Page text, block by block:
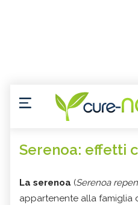
Serenoa: effetti
La serenoa (Serenoa
appartenente alla famiglia